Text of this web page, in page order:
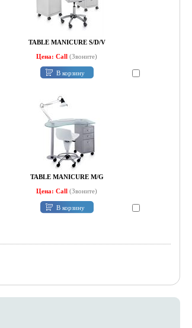
TABLE MANICURE S/D/V
Цена: Call(Звоните)
В корзину
TABLE MANICURE M/G
Цена: Call(Звоните)
В корзину